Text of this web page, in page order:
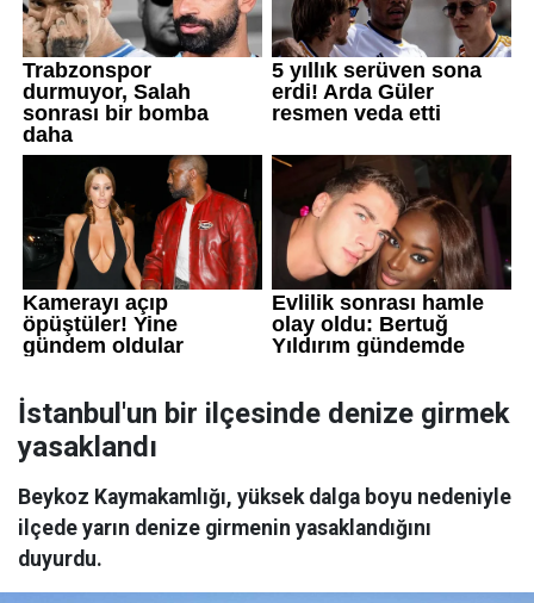
İstanbul'un bir ilçesinde denize girmek
yasaklandı
Beykoz Kaymakamlığı, yüksek dalga boyu nedeniyle
ilçede yarın denize girmenin yasaklandığını
duyurdu.